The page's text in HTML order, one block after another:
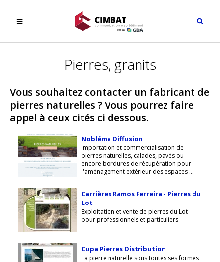
Pierres, granits
Vous souhaitez contacter un fabricant de
pierres naturelles ? Vous pourrez faire
appel à ceux cités ci dessous.
Nobléma Diffusion
Importation et commercialisation de
pierres naturelles, calades, pavés ou
encore bordures de récupération pour
l'aménagement extérieur des espaces ...
Carrières Ramos Ferreira - Pierres du
Lot
Exploitation et vente de pierres du Lot
pour professionnels et particuliers
Cupa Pierres Distribution
La pierre naturelle sous toutes ses formes